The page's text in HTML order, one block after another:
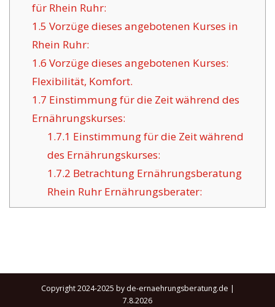
für Rhein Ruhr:
1.5 Vorzüge dieses angebotenen Kurses in
Rhein Ruhr:
1.6 Vorzüge dieses angebotenen Kurses:
Flexibilität, Komfort.
1.7 Einstimmung für die Zeit während des
Ernährungskurses:
1.7.1 Einstimmung für die Zeit während
des Ernährungskurses:
1.7.2 Betrachtung Ernährungsberatung
Rhein Ruhr Ernährungsberater:
Copyright 2024-2025 by de-ernaehrungsberatung.de |
7.8.2026